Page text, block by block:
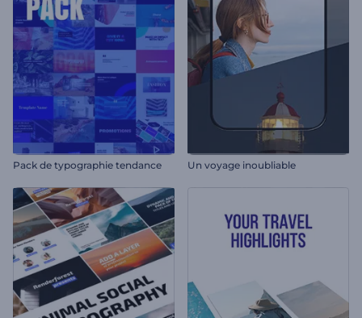
Pack de typographie tendance Un voyage inoubliable